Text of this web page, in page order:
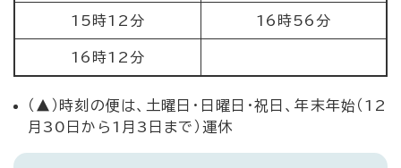
15時12分 16時56分
16時12分
（▲）時刻の便は、土曜日・日曜日・祝日、年末年始（12
月30日から1月3日まで）運休